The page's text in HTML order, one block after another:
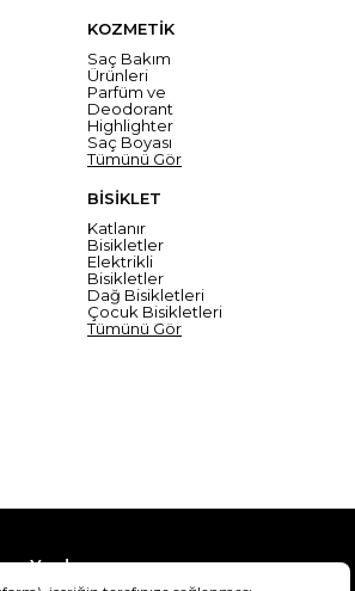
KOZMETİK
Saç Bakım
Ürünleri
Parfüm ve
Deodorant
Highlighter
Saç Boyası
Tümünü Gör
BİSİKLET
Katlanır
Bisikletler
Elektrikli
Bisikletler
Dağ Bisikletleri
Çocuk Bisikletleri
Tümünü Gör
Yardım